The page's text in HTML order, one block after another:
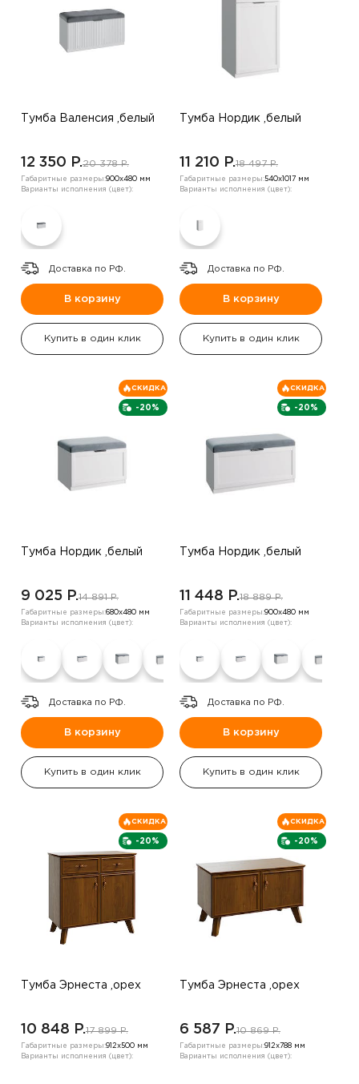
Тумба Валенсия ,белый
12 350 P.20 378 P.
Габаритные размеры:900х480 мм
Варианты исполнения (цвет):
Доставка по РФ.
В корзину
Купить в один клик
Тумба Нордик ,белый
11 210 P.18 497 P.
Габаритные размеры:540х1017 мм
Варианты исполнения (цвет):
Доставка по РФ.
В корзину
Купить в один клик
-20%
СКИДКА
Тумба Нордик ,белый
9 025 P.14 891 P.
Габаритные размеры:680х480 мм
Варианты исполнения (цвет):
Доставка по РФ.
В корзину
Купить в один клик
-20%
СКИДКА
Тумба Нордик ,белый
11 448 P.18 889 P.
Габаритные размеры:900х480 мм
Варианты исполнения (цвет):
Доставка по РФ.
В корзину
Купить в один клик
-20%
СКИДКА
Тумба Эрнеста ,орех
10 848 P.17 899 P.
Габаритные размеры:912х500 мм
Варианты исполнения (цвет):
-20%
СКИДКА
Тумба Эрнеста ,орех
6 587 P.10 869 P.
Габаритные размеры:912х788 мм
Варианты исполнения (цвет):